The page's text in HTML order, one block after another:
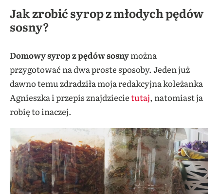
Jak zrobić syrop z młodych pędów
sosny?
Domowy syrop z pędów sosnymożna
przygotować na dwa proste sposoby. Jeden już
dawno temu zdradziła moja redakcyjna koleżanka
Agnieszka i przepis znajdziecietutaj, natomiast ja
robię to inaczej.